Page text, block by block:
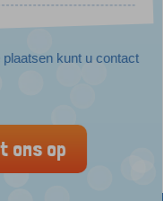
kunt u contact
ons op